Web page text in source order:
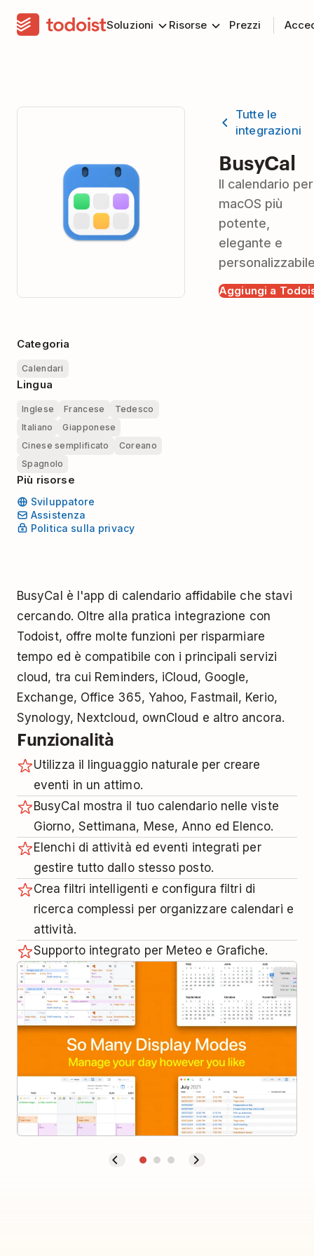
Soluzioni Risorse Prezzi
Tutte le
integrazioni
BusyCal
Il calendario per
macOS più
potente,
elegante e
Aggiungi a
Categoria
Calendari
Lingua
Inglese Francese
Tedesco
Italiano
Giapponese
Cinese semplificato
Coreano
Spagnolo
Più risorse
Sviluppatore
Assistenza
Politica sulla privacy
BusyCal è l'app di calendario affidabile che stavi
cercando. Oltre alla pratica integrazione con
Todoist, offre molte funzioni per risparmiare
tempo ed è compatibile con i principali servizi
cloud, tra cui Reminders, iCloud, Google,
Exchange, Office 365, Yahoo, Fastmail, Kerio,
Synology, Nextcloud, ownCloud e altro ancora.
Funzionalità
Utilizza il linguaggio naturale per creare
eventi in un attimo.
BusyCal mostra il tuo calendario nelle viste
Giorno, Settimana, Mese, Anno ed Elenco.
Elenchi di attività ed eventi integrati per
gestire tutto dallo stesso posto.
Crea filtri intelligenti e configura filtri di
ricerca complessi per organizzare calendari e
attività.
Supporto integrato per Meteo e Grafiche.